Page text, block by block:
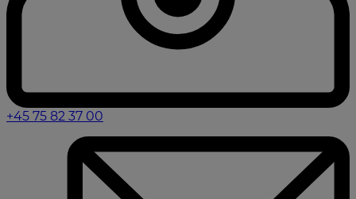
+45 75 82 37 00